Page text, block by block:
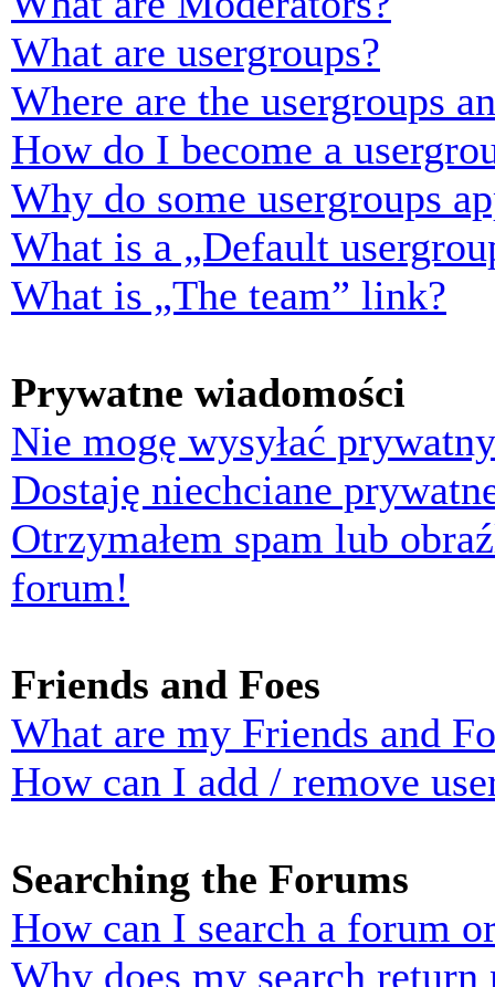
What are usergroups?
Where are the usergroups
How do I become a
Why do some usergroups
What is a „Default
What is „The team” link?
Prywatne wiadomości
Nie mogę wysyłać
Dostaję niechciane
Otrzymałem spam lub
forum!
Friends and Foes
What are my Friends and
How can I add / remove
Searching the Forums
How can I search a forum
Why does my search return